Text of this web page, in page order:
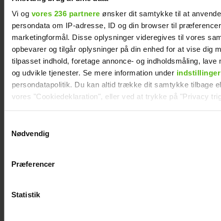
Vi og vores 236 partnere ønsker dit samtykke til at
persondata om IP-adresse, ID og din browser til
marketingformål. Disse oplysninger videregives til vores
opbevarer og tilgår oplysninger på din enhed for at vise dig
tilpasset indhold, foretage annonce- og indholdsmåling, lave
og udvikle tjenester. Se mere information under indstillinger
persondatapolitik. Du kan altid trække dit samtykke tilbage
vores "Cookiedeklaration", eller ved at trykke på "Privacy
Vi anvender egne cookies og cookies fra tredjeparter til at
generere statistik og huske dine præferencer samt til brug
Nødvendig
Præferencer
Statistik